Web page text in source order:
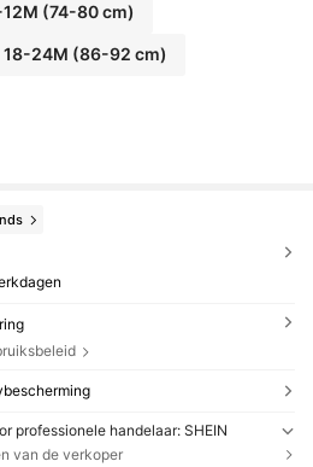
(74-80 cm)
18-24M (86-92 cm)
professionele handelaar: SHEIN
van de verkoper